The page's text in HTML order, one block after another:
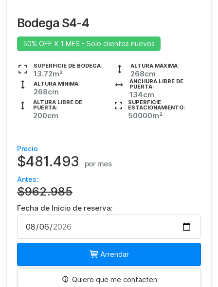
Bodega S4-4
50% OFF X 1 MES - Solo clientes nuevos
Precio
$481.493 por mes
Antes:
$962.985
Fecha de Inicio de reserva:
Arrendar
Quiero que me contacten
SUPERFICIE DE BODEGA:
13.72m²
ALTURA MÁXIMA:
268cm
ALTURA MÍNIMA:
268cm
ANCHURA LIBRE DE
PUERTA:
134cm
ALTURA LIBRE DE
PUERTA:
200cm
SUPERFICIE
ESTACIONAMIENTO:
50000m²